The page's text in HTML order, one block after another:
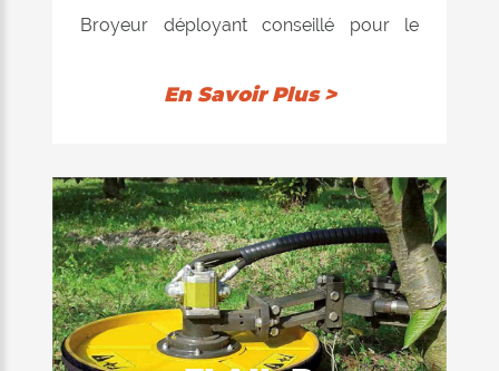
Broyeur déployant conseillé pour le
betteraves, pommes de terre, etc. et
En Savoir Plus >